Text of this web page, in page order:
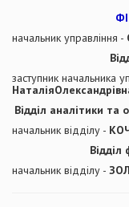
начальник управління -
заступник начальника
Відділ аналітики та
начальник відділу -
начальник відділу -